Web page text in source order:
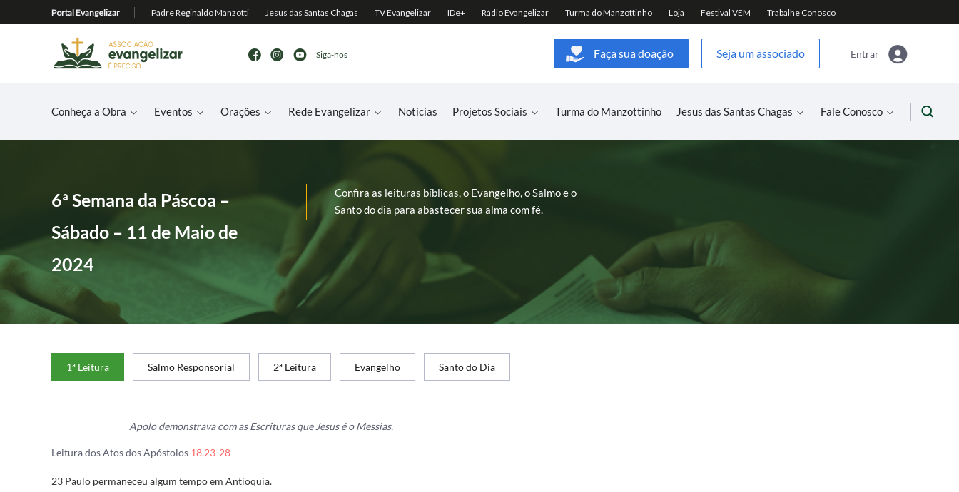
Siga-nos Faça sua doação Seja um associado Entrar
Conheça a Obra Eventos Orações Rede Evangelizar Notícias Projetos Sociais Turma do Manzottinho Jesus das Santas Chagas Fale Conosco
6ª Semana da Páscoa –
Sábado – 11 de Maio de
2024
Confira as leituras bíblicas, o Evangelho, o Salmo e o
Santo do dia para abastecer sua alma com fé.
1ª Leitura Salmo Responsorial 2ª Leitura Evangelho Santo do Dia
Apolo demonstrava com as Escrituras que Jesus é o Messias.
Leitura dos Atos dos Apóstolos 18,23-28
23 Paulo permaneceu algum tempo em Antioquia.